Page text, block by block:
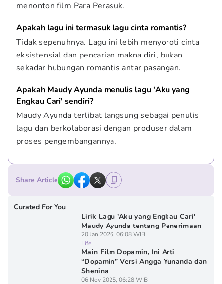
menonton film Para Perasuk.
Apakah lagu ini termasuk lagu cinta romantis?
Tidak sepenuhnya. Lagu ini lebih menyoroti cinta
eksistensial dan pencarian makna diri, bukan
sekadar hubungan romantis antar pasangan.
Apakah Maudy Ayunda menulis lagu 'Aku yang
Engkau Cari' sendiri?
Maudy Ayunda terlibat langsung sebagai penulis
lagu dan berkolaborasi dengan produser dalam
proses pengembangannya.
Share Article
Curated For You
Lirik Lagu 'Aku yang Engkau Cari'
Maudy Ayunda tentang Penerimaan
20 Jan 2026, 06:08 WIB
Life
Main Film Dopamin, Ini Arti
“Dopamin” Versi Angga Yunanda dan
Shenina
06 Nov 2025, 06:28 WIB